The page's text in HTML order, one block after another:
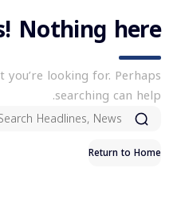
Nothing here
looking for. Perhaps
searching can help.
Return to Home